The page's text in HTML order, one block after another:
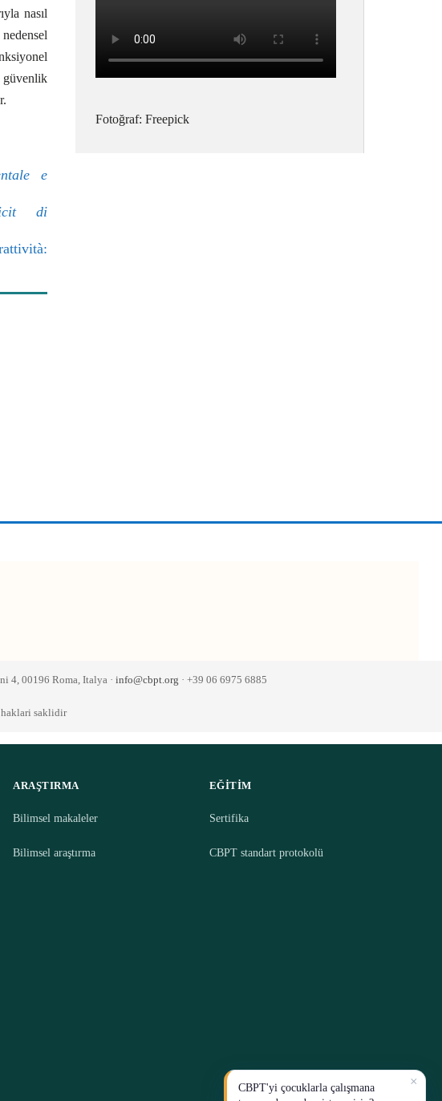
nasıl
güvenlik
e
di
Fotoğraf: Freepick
4, 00196 Roma, Italya · info@cbpt.org · +39 06 6975 6885
haklari saklidir
ARAŞTIRMA
Bilimsel makaleler
Bilimsel araştırma
EĞITIM
Sertifika
CBPT standart protokolü
CBPT'yi çocuklarla çalışmana
×